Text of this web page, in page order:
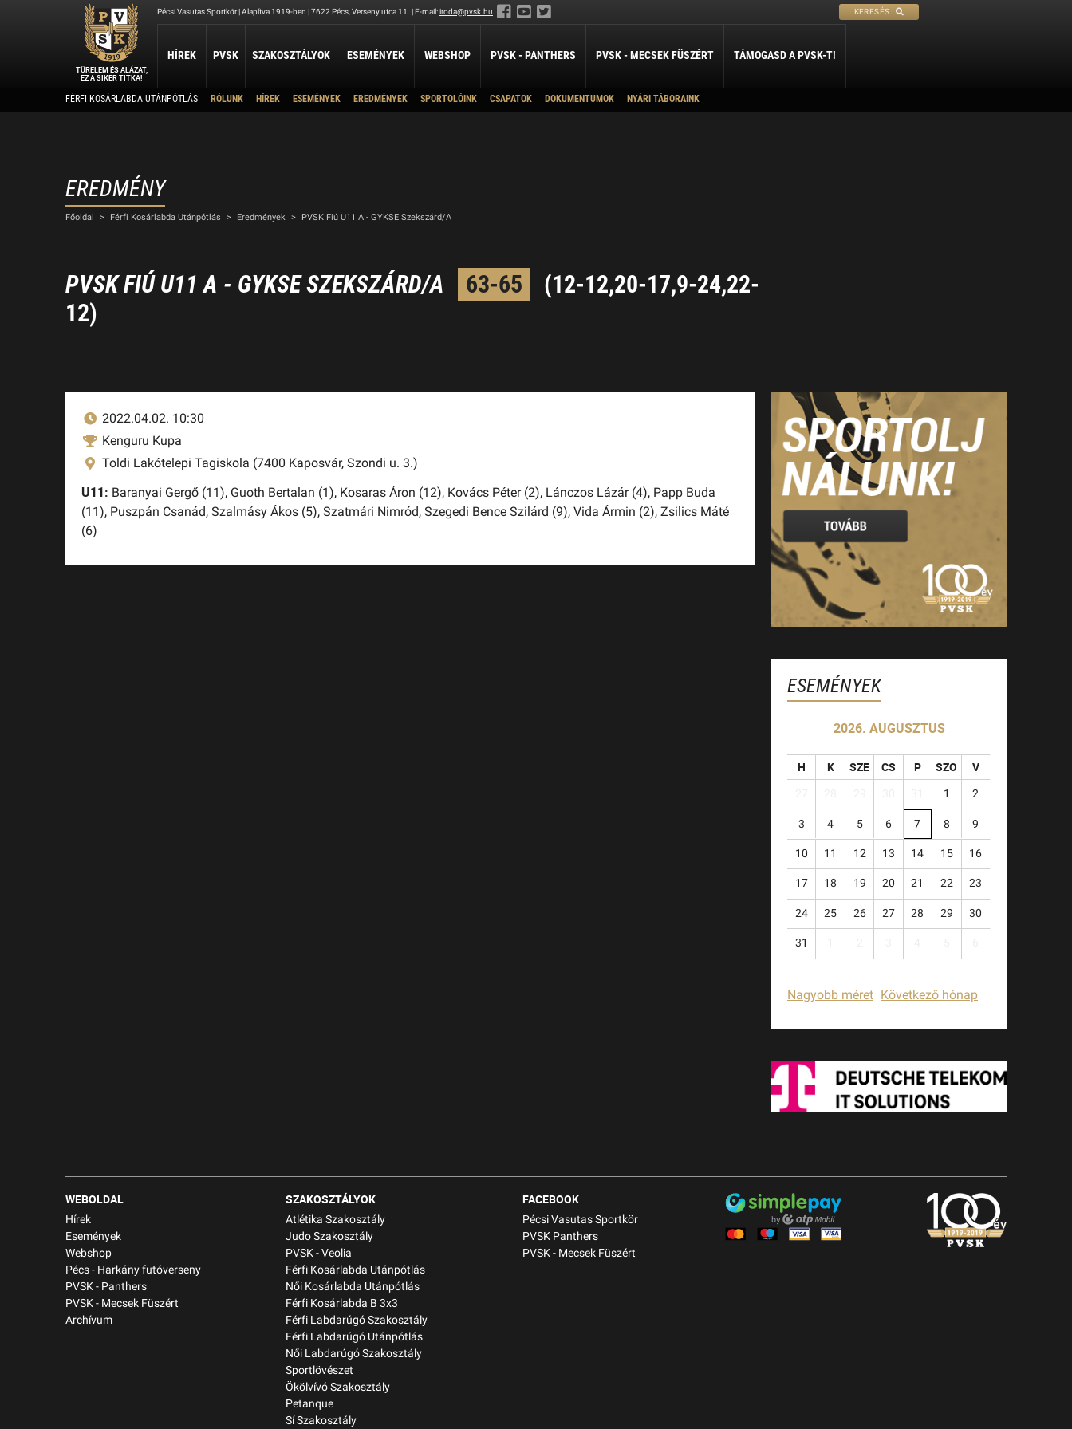
Pécsi Vasutas Sportkör | Alapítva 1919-ben | 7622 Pécs, Verseny utca 11. | E-mail:iroda@pvsk.hu KERESÉS
HÍREK PVSK
Kapcsolat
Létesítményeink
Nyári Táboraink
SZAKOSZTÁLYOK
ATLÉTIKA
JUDO
KOSÁRLABDA
LABDARÚGÁS
LÖVÉSZET
ÖKÖLVÍVÁS
PVSK Taekwondo Tigers
Tájékozódási Futó Szakosztály
Vízilabda Szakosztály
ESEMÉNYEK WEBSHOP PVSK - PANTHERS PVSK - MECSEK FÜSZÉRT TÁMOGASD A PVSK-T!
FÉRFI KOSÁRLABDA UTÁNPÓTLÁS RÓLUNK HÍREK ESEMÉNYEK EREDMÉNYEK SPORTOLÓINK CSAPATOK DOKUMENTUMOK NYÁRI TÁBORAINK
TÜRELEM ÉS ALÁZAT,
EZ A SIKER TITKA!
EREDMÉNY
Főoldal > Férfi Kosárlabda Utánpótlás > Eredmények > PVSK Fiú U11 A - GYKSE Szekszárd/A
PVSK FIÚ U11 A - GYKSE SZEKSZÁRD/A 63-65
(12-12,20-17,9-24,22-
12)
2022.04.02. 10:30
Kenguru Kupa
Toldi Lakótelepi Tagiskola (7400 Kaposvár, Szondi u. 3.)
U11: Baranyai Gergő (11), Guoth Bertalan (1), Kosaras Áron (12), Kovács Péter (2), Lánczos Lázár (4), Papp Buda
(11), Puszpán Csanád, Szalmásy Ákos (5), Szatmári Nimród, Szegedi Bence Szilárd (9), Vida Ármin (2), Zsilics Máté
(6)
ESEMÉNYEK
2026. AUGUSZTUS
H K SZE CS P SZO V
1 2
3 4 5 6 7 8 9
10 11 12 13 14 15 16
17 18 19 20 21 22 23
24 25 26 27 28 29 30
31
Nagyobb méret Következő hónap
WEBOLDAL
Hírek
Események
Webshop
Pécs - Harkány futóverseny
PVSK - Panthers
PVSK - Mecsek Füszért
Archívum
SZAKOSZTÁLYOK
Atlétika Szakosztály
Judo Szakosztály
PVSK - Veolia
Férfi Kosárlabda Utánpótlás
Női Kosárlabda Utánpótlás
Férfi Kosárlabda B 3x3
Férfi Labdarúgó Szakosztály
Férfi Labdarúgó Utánpótlás
Női Labdarúgó Szakosztály
Sportlövészet
Ökölvívó Szakosztály
Petanque
Sí Szakosztály
FACEBOOK
Pécsi Vasutas Sportkör
PVSK Panthers
PVSK - Mecsek Füszért